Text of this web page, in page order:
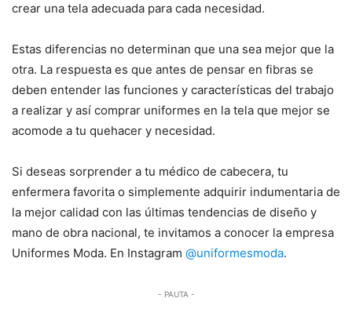
crear una tela adecuada para cada necesidad.
Estas diferencias no determinan que una sea mejor que la
otra. La respuesta es que antes de pensar en fibras se
deben entender las funciones y características del trabajo
a realizar y así comprar uniformes en la tela que mejor se
acomode a tu quehacer y necesidad.
Si deseas sorprender a tu médico de cabecera, tu
enfermera favorita o simplemente adquirir indumentaria de
la mejor calidad con las últimas tendencias de diseño y
mano de obra nacional, te invitamos a conocer la empresa
Uniformes Moda. En Instagram @uniformesmoda.
- PAUTA -